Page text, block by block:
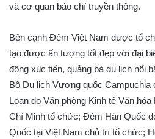
và cơ quan báo chí truyền thông.
Bên cạnh Đêm Việt Nam được tổ
tạo được ấn tượng tốt đẹp với đại
động xúc tiến, quảng bá du lịch nổi
Bộ Du lịch Vương quốc
Loan do Văn phòng Kinh tế Văn
Chí Minh tổ chức; Đêm Hàn Quốc
Quốc tại Việt Nam chủ trì tổ chức;